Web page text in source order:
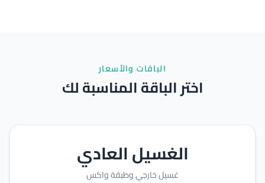
الباقات والأسعار
اختر الباقة المناسبة لك
الغسيل العادي
غسيل خارجي وطبقة واكس